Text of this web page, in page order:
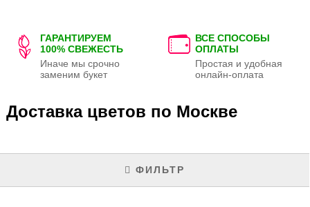
ГАРАНТИРУЕМ
100% СВЕЖЕСТЬ
Иначе мы срочно
заменим букет
ВСЕ СПОСОБЫ
ОПЛАТЫ
Простая и удобная
онлайн-оплата
Доставка цветов по Москве
ФИЛЬТР